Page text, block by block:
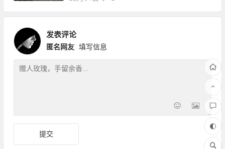
发表评论
匿名网友 填写信息